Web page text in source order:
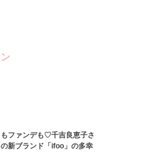
ファンデも♡千吉良恵子さ
新ブランド「ifoo」の多幸